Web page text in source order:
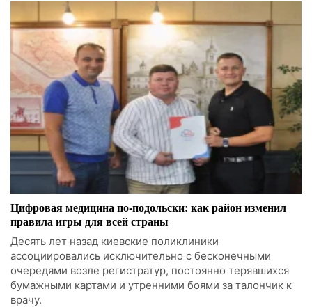
Цифровая медицина по-подольски: как район изменил
правила игры для всей страны
Десять лет назад киевские поликлиники
ассоциировались исключительно с бесконечными
очередями возле регистратур, постоянно терявшихся
бумажными картами и утренними боями за талончик к
врачу.